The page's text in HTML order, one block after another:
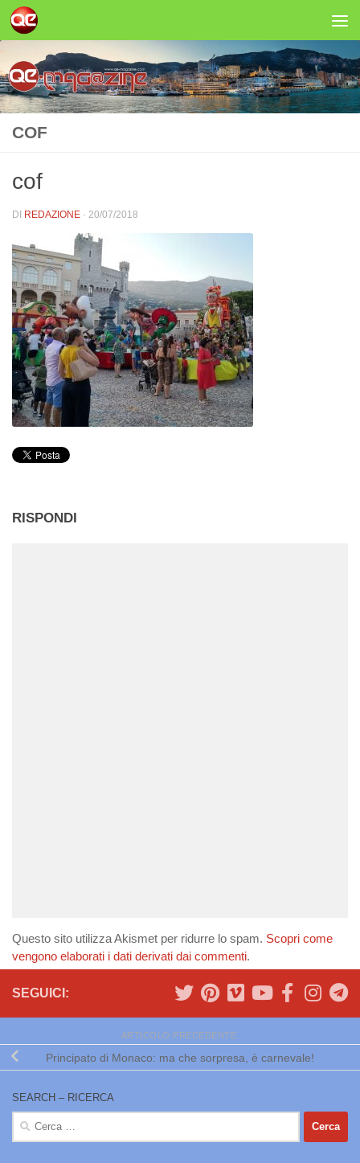
Salta al contenuto
COF
cof
DI REDAZIONE · 20/07/2018
RISPONDI
Questo sito utilizza Akismet per ridurre lo spam. Scopri come
vengono elaborati i dati derivati dai commenti.
SEGUICI:
ARTICOLO PRECEDENTE
Principato di Monaco: ma che sorpresa, è carnevale!
SEARCH – RICERCA
Ricerca